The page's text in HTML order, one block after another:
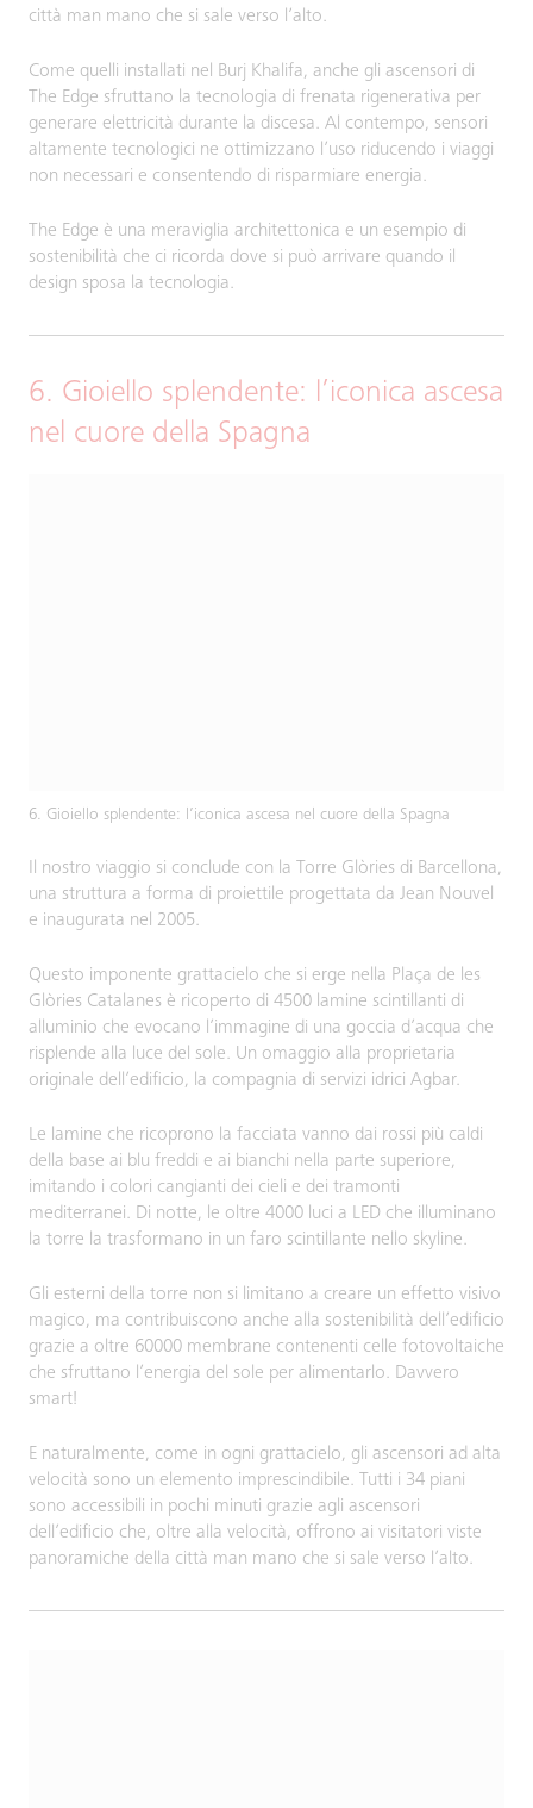
città man mano che si sale verso l’alto.
Come quelli installati nel Burj Khalifa, anche gli ascensori di
The Edge sfruttano la tecnologia di frenata rigenerativa per
generare elettricità durante la discesa. Al contempo, sensori
altamente tecnologici ne ottimizzano l’uso riducendo i viaggi
non necessari e consentendo di risparmiare energia.
The Edge è una meraviglia architettonica e un esempio di
sostenibilità che ci ricorda dove si può arrivare quando il
design sposa la tecnologia.
6. Gioiello splendente: l’iconica ascesa
nel cuore della Spagna
6. Gioiello splendente: l’iconica ascesa nel cuore della Spagna
Il nostro viaggio si conclude con la Torre Glòries di Barcellona,
​​una struttura a forma di proiettile progettata da Jean Nouvel
e inaugurata nel 2005.
Questo imponente grattacielo che si erge nella Plaça de les
Glòries Catalanes è ricoperto di 4500 lamine scintillanti di
alluminio che evocano l’immagine di una goccia d’acqua che
risplende alla luce del sole. Un omaggio alla proprietaria
originale dell’edificio, la compagnia di servizi idrici Agbar.
Le lamine che ricoprono la facciata vanno dai rossi più caldi
della base ai blu freddi e ai bianchi nella parte superiore,
imitando i colori cangianti dei cieli e dei tramonti
mediterranei. Di notte, le oltre 4000 luci a LED che illuminano
la torre la trasformano in un faro scintillante nello skyline.
Gli esterni della torre non si limitano a creare un effetto visivo
magico, ma contribuiscono anche alla sostenibilità dell’edificio
grazie a oltre 60000 membrane contenenti celle fotovoltaiche
che sfruttano l’energia del sole per alimentarlo. Davvero
smart!
E naturalmente, come in ogni grattacielo, gli ascensori ad alta
velocità sono un elemento imprescindibile. Tutti i 34 piani
sono accessibili in pochi minuti grazie agli ascensori
dell’edificio che, oltre alla velocità, offrono ai visitatori viste
panoramiche della città man mano che si sale verso l’alto.